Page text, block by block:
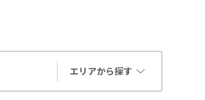
エリアから探す